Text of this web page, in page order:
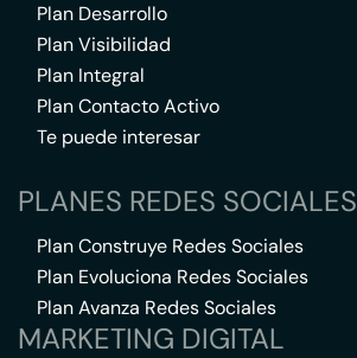
Plan Desarrollo
Plan Visibilidad
Plan Integral
Plan Contacto Activo
Te puede interesar
PLANES REDES SOCIALES
Plan Construye Redes Sociales
Plan Evoluciona Redes Sociales
Plan Avanza Redes Sociales
MARKETING DIGITAL